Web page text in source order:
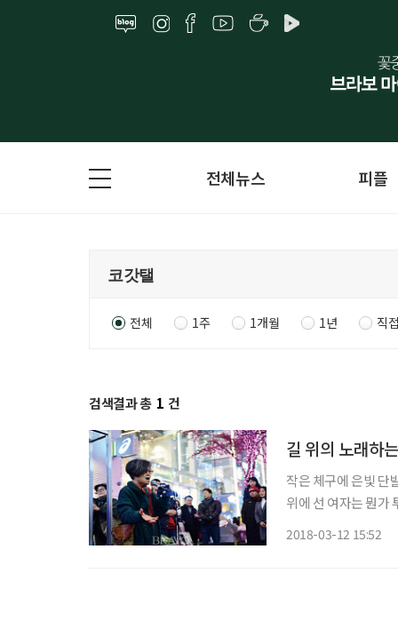
전체뉴스 피플
전체 1주 1개월 1년 직
검색결과 총 1 건
길 위의 노래하
작은 체구에 은빛 단
위에 선 여자는 뭔가
2018-03-12 15:52